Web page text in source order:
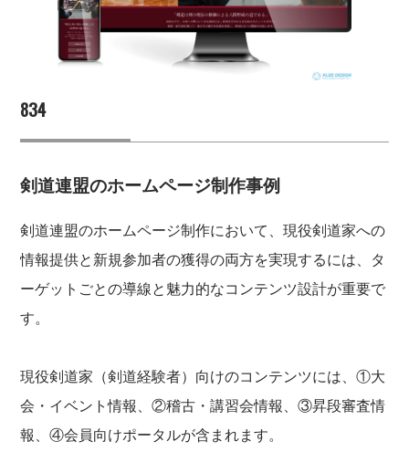
834
剣道連盟のホームページ制作事例
剣道連盟のホームページ制作において、現役剣道家への
情報提供と新規参加者の獲得の両方を実現するには、タ
ーゲットごとの導線と魅力的なコンテンツ設計が重要で
す。
現役剣道家（剣道経験者）向けのコンテンツには、①大
会・イベント情報、②稽古・講習会情報、③昇段審査情
報、④会員向けポータルが含まれます。